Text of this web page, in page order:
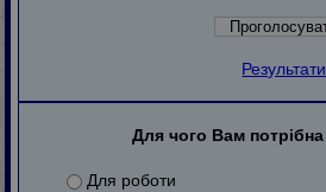
Результати
Для чого Вам
Для роботи